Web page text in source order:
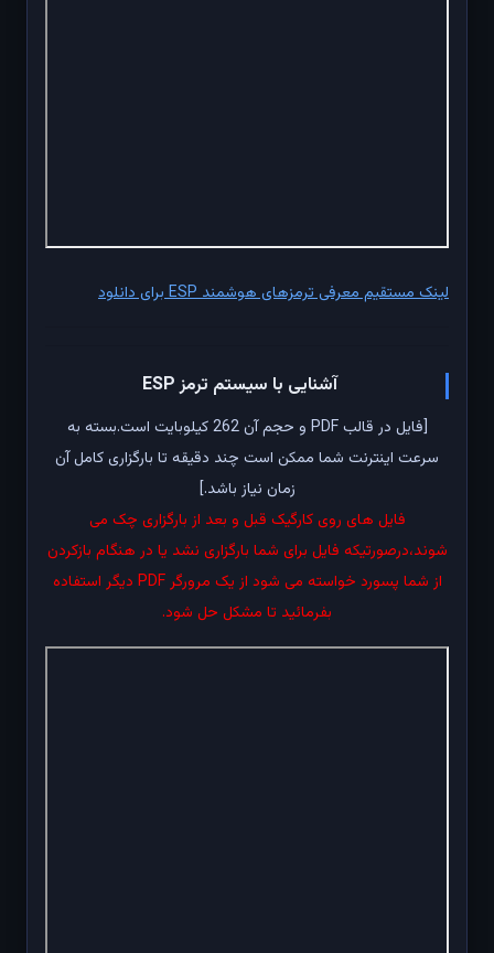
لینک مستقیم معرفی ترمزهای هوشمند ESP برای دانلود
آشنایی با سیستم ترمز ESP
[فایل در قالب PDF و حجم آن 262 کیلوبایت است.بسته به
سرعت اینترنت شما ممکن است چند دقیقه تا بارگزاری کامل آن
زمان نیاز باشد.]
فایل های روی کارگیک قبل و بعد از بارگزاری چک می
شوند،درصورتیکه فایل برای شما بارگزاری نشد یا در هنگام بازکردن
از شما پسورد خواسته می شود از یک مرورگر PDF دیگر استفاده
بفرمائید تا مشکل حل شود.